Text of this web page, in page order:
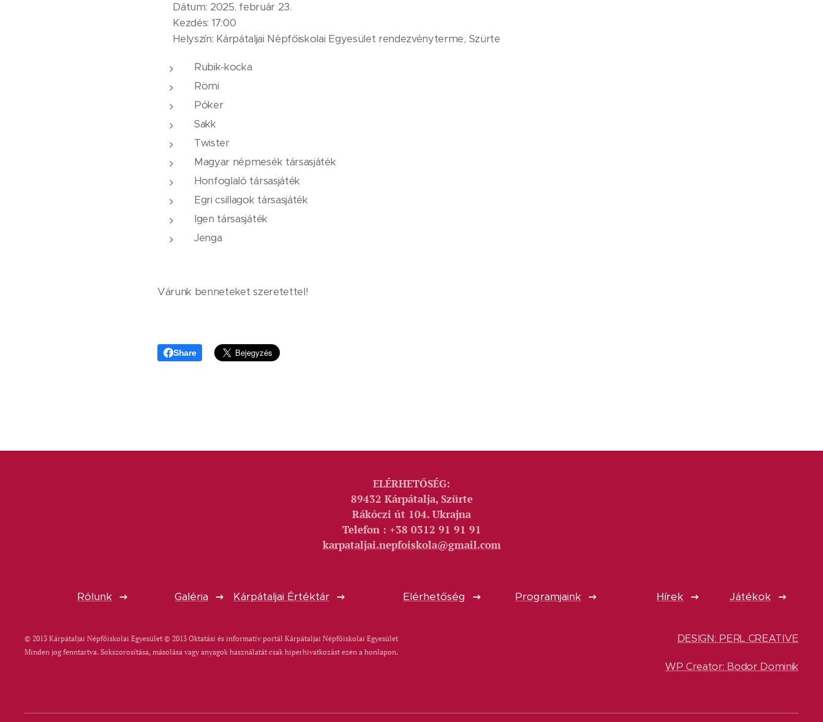
🗓 Dátum: 2025. február 23.
⏰ Kezdés: 17:00
📍 Helyszín: Kárpátaljai Népfőiskolai Egyesület rendezvényterme, Szürte
Rubik-kocka
Römi
Póker
Sakk
Twister
Magyar népmesék társasjáték
Honfoglaló társasjáték
Egri csillagok társasjáték
Igen társasjáték
Jenga
Várunk benneteket szeretettel! 🎲🎉
Share
ELÉRHETŐSÉG:
89432 Kárpátalja, Szürte
Rákóczi út 104. Ukrajna
Telefon : +38 0312 91 91 91
karpataljai.nepfoiskola@gmail.com
Rólunk Galéria Kárpátaljai Értéktár Elérhetőség Programjaink Hírek Játékok
© 2013 Kárpátaljai Népfőiskolai Egyesület © 2013 Oktatási és informatív portál Kárpátaljai Népfőiskolai Egyesület
Minden jog fenntartva. Sokszorosítása, másolása vagy anyagok használatát csak hiperhivatkozást ezen a honlapon.
DESIGN: PERL CREATIVE
WP Creator: Bodor Dominik